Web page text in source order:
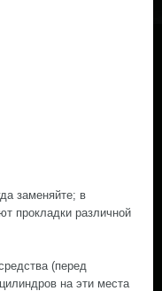
заменяйте; в
прокладки различной
(перед
на эти места